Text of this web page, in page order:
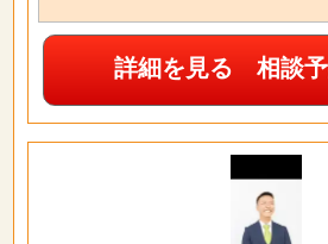
詳細を見る 相談予